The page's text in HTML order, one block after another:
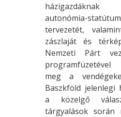
házigazdáknak
autonómia-
tervezetét,
zászlaját és
Nemzeti Párt
programfüzetével
meg a
Baszkföld jelenlegi
a közelgő
tárgyalások során